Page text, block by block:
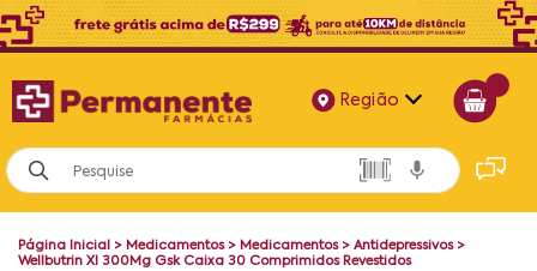
Região
Alagoas
Bahia
Paraíba
Página Inicial > Medicamentos> Medicamentos> Antidepressivos>
Wellbutrin Xl 300Mg Gsk Caixa 30 Comprimidos Revestidos